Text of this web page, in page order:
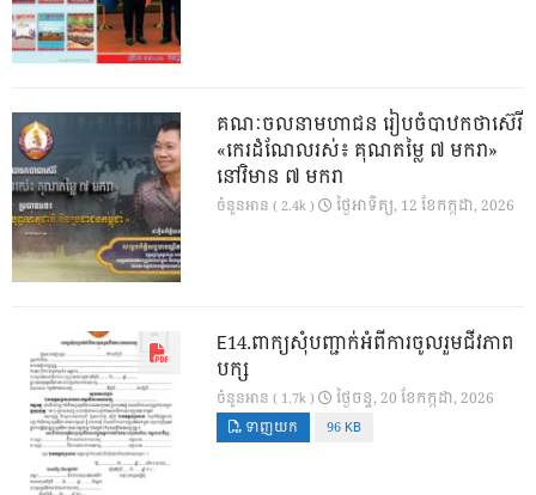
គណៈចលនាមហាជន រៀបចំបាឋកថាស៊េរី
«កេរដំណែលរស់៖ គុណតម្លៃ ៧ មករា»
នៅវិមាន ៧ មករា
ចំនួនអាន ( 2.4k ) ថ្ងៃ​អាទិត្យ, 12 ខែ​កក្កដា, 2026
E14.ពាក្យសុំបញ្ជាក់អំពីការចូលរួមជីវភាព
បក្ស
ចំនួនអាន ( 1.7k ) ថ្ងៃ​ចន្ទ, 20 ខែ​កក្កដា, 2026
ទាញយក 96 KB